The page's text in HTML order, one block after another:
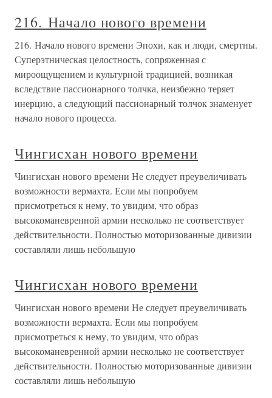
216. Начало нового времени
216. Начало нового времени Эпохи, как и люди, смертны.
Суперэтническая целостность, сопряженная с
мироощущением и культурной традицией, возникая
вследствие пассионарного толчка, неизбежно теряет
инерцию, а следующий пассионарный толчок знаменует
начало нового процесса.
Чингисхан нового времени
Чингисхан нового времени Не следует преувеличивать
возможности вермахта. Если мы попробуем
присмотреться к нему, то увидим, что образ
высокоманевренной армии несколько не соответствует
действительности. Полностью моторизованные дивизии
составляли лишь небольшую
Чингисхан нового времени
Чингисхан нового времени Не следует преувеличивать
возможности вермахта. Если мы попробуем
присмотреться к нему, то увидим, что образ
высокоманевренной армии несколько не соответствует
действительности. Полностью моторизованные дивизии
составляли лишь небольшую